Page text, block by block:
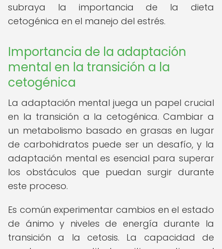
subraya la importancia de la dieta
cetogénica en el manejo del estrés.
Importancia de la adaptación
mental en la transición a la
cetogénica
La adaptación mental juega un papel crucial
en la transición a la cetogénica. Cambiar a
un metabolismo basado en grasas en lugar
de carbohidratos puede ser un desafío, y la
adaptación mental es esencial para superar
los obstáculos que puedan surgir durante
este proceso.
Es común experimentar cambios en el estado
de ánimo y niveles de energía durante la
transición a la cetosis. La capacidad de